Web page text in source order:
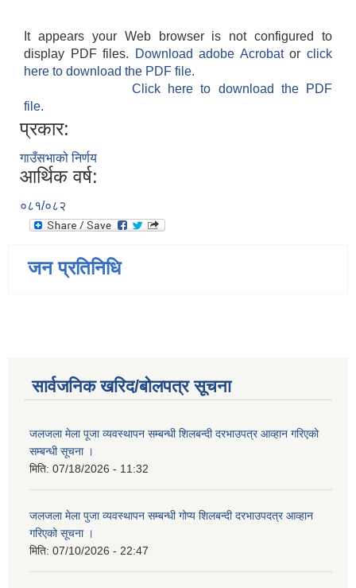
It appears your Web browser is not configured to
display PDF files.
Download adobe Acrobatorclick
here to download the PDF file.
Click here to download the PDF
file.
प्रकार:
गाउँसभाको निर्णय
आर्थिक वर्ष:
०८१/०८२
जन प्रतिनिधि
सार्वजनिक खरिद/बोलपत्र सूचना
जलजला मेला पूजा व्यवस्थापन सम्बन्धी शिलबन्दी दरभाउपत्र आव्हान गरिएको
सम्बन्धी सूचना ।
मिति: 07/18/2026 - 11:32
जलजला मेला पुजा व्यवस्थापन सम्बन्धी गोप्य शिलबन्दी दरभाउपदत्र आव्हान
गरिएको सूचना ।
मिति: 07/10/2026 - 22:47